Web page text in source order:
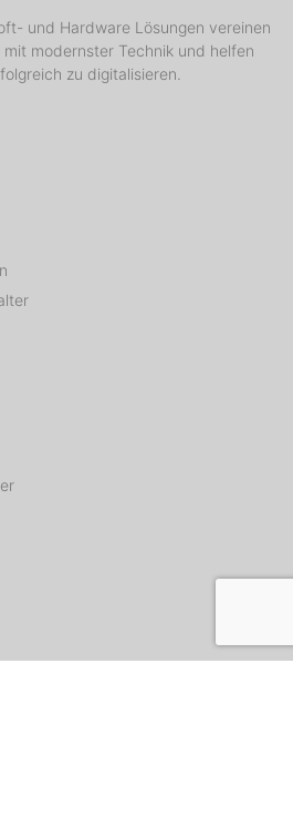
und Hardware Lösungen vereinen
modernster Technik und helfen
zu digitalisieren.